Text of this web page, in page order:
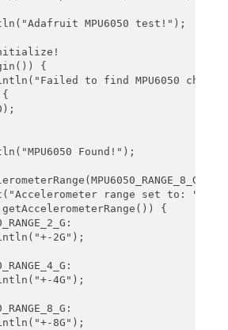
MPU6050 test!");
{
to find MPU6050
Found!");
range set to: ");
{
2G");
4G");
8G");